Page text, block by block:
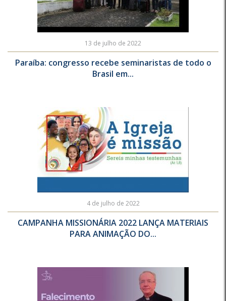
13 de julho de 2022
Paraíba: congresso recebe seminaristas de todo o
Brasil em...
4 de julho de 2022
CAMPANHA MISSIONÁRIA 2022 LANÇA MATERIAIS
PARA ANIMAÇÃO DO...